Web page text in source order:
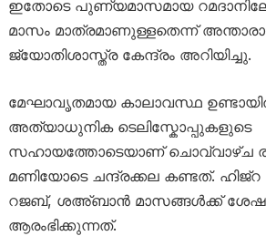
ഇതോടെ പുണ്യമാസമായ
മാസം മാത്രമാണുള്ളതെന്ന്
ജ്യോതിശാസ്ത്ര കേന്ദ്രം അറിയിച്ചു.
മേഘാവൃതമായ കാലാവസ്ഥ
അത്യാധുനിക ടെലിസ്കോപ്പുകളുടെ
സഹായത്തോടെയാണ് ചൊവ്വാഴ്ച
മണിയോടെ ചന്ദ്രക്കല കണ്ടത്.
റജബ്, ശഅ്ബാൻ മാസങ്ങൾക്ക്
ആരംഭിക്കുന്നത്.